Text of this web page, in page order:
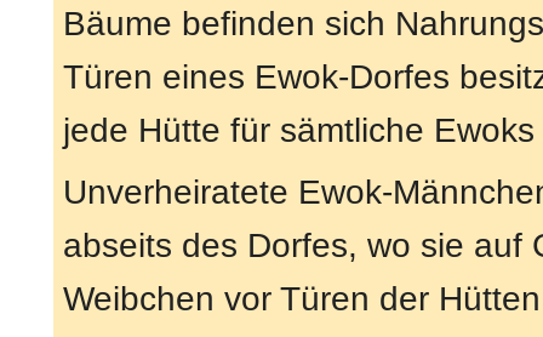
Bäume befinden sich
Türen eines Ewok-Dorfes
jede Hütte für sämtliche
Unverheiratete Ewok-
abseits des Dorfes, wo sie auf
Weibchen vor Türen der